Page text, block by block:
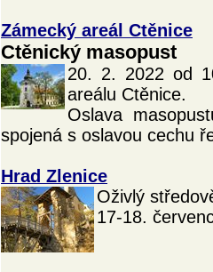
Zámecký areál Ctěnice
Ctěnický masopust
20. 2. 2022 od
areálu Ctěnice.
Oslava
spojená s oslavou cechu
Hrad Zlenice
Oživlý
17-18.